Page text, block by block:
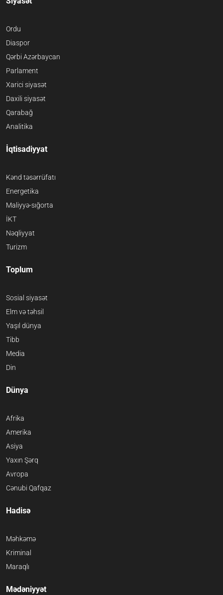
Ordu
Diaspor
Qərbi Azərbaycan
Parlament
Xarici siyasət
Daxili siyasət
Qarabağ
Analitika
İqtisadiyyat
Kənd təsərrüfatı
Energetika
Maliyyə-sığorta
İKT
Nəqliyyat
Turizm
Toplum
Sosial siyasət
Elm və təhsil
Yaşıl dünya
Tibb
Media
Din
Dünya
Afrika
Amerika
Asiya
Yaxın Şərq
Avropa
Cənubi Qafqaz
Hadisə
Məhkəmə
Kriminal
Maraqlı
Mədəniyyət